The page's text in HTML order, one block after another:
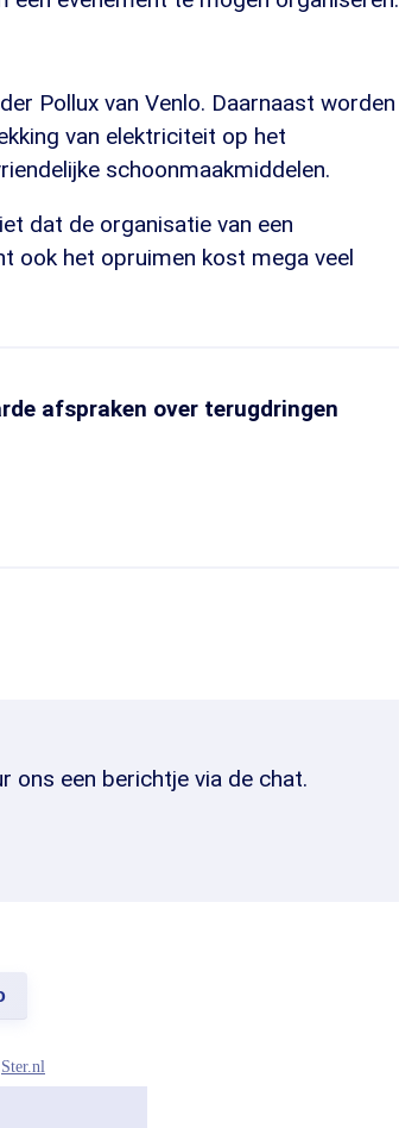
Pollux van Venlo. Daarnaast worden
van elektriciteit op het
schoonmaakmiddelen.
dat de organisatie van een
ook het opruimen kost mega veel
afspraken over terugdringen
ons een berichtje via de chat.
Ster.nl